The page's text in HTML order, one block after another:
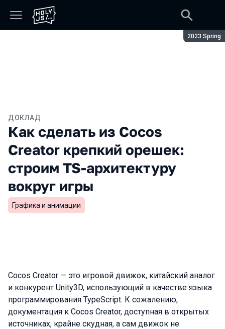
Сезон:
2023 Spring
ДОКЛАД
Как сделать из Cocos
Creator крепкий орешек:
строим TS-архитектуру
вокруг игры
Графика и анимации
Cocos Creator — это игровой движок, китайский аналог
и конкурент Unity3D, использующий в качестве языка
программирования TypeScript. К сожалению,
документация к Cocos Creator, доступная в открытых
источниках, крайне скудная, а сам движок не